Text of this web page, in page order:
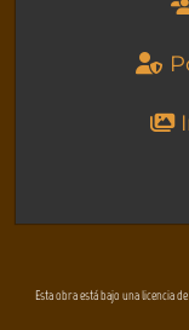
Esta obra está bajo una licencia